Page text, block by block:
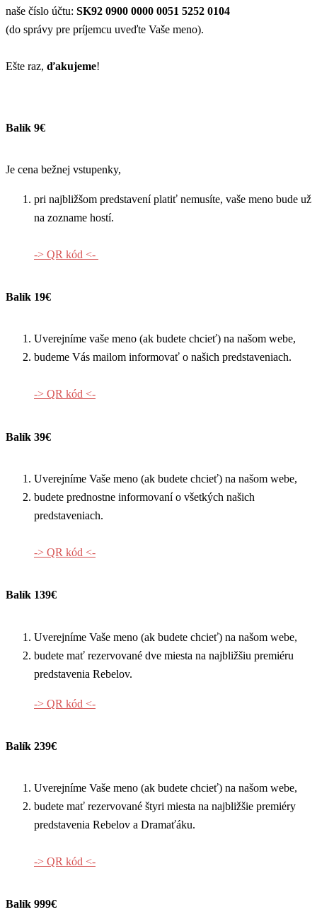
naše číslo účtu: SK92 0900 0000 0051 5252 0104
(do správy pre príjemcu uveďte Vaše meno).
Ešte raz, ďakujeme!
Balík 9€
Je cena bežnej vstupenky,
pri najbližšom predstavení platiť nemusíte, vaše meno bude už
na zozname hostí.
-> QR kód <-
Balík 19€
Uverejníme vaše meno (ak budete chcieť) na našom webe,
budeme Vás mailom informovať o našich predstaveniach.
-> QR kód <-
Balík 39€
Uverejníme Vaše meno (ak budete chcieť) na našom webe,
budete prednostne informovaní o všetkých našich
predstaveniach.
-> QR kód <-
Balík 139€
Uverejníme Vaše meno (ak budete chcieť) na našom webe,
budete mať rezervované dve miesta na najbližšiu premiéru
predstavenia Rebelov.
-> QR kód <-
Balík 239€
Uverejníme Vaše meno (ak budete chcieť) na našom webe,
budete mať rezervované štyri miesta na najbližšie premiéry
predstavenia Rebelov a Dramaťáku.
-> QR kód <-
Balík 999€